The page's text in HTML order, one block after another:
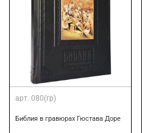
арт. 080(гр)
Библия в гравюрах Гюстава Доре